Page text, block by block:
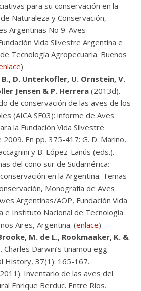
para su conservación en la
Naturaleza y Conservación,
Argentinas No 9. Aves
Vida Silvestre Argentina e
Tecnología Agropecuaria. Buenos
)
B., D. Unterkofler, U. Ornstein, V.
Jensen & P. Herrera (2013d).
de conservación de las aves de los
(AICA SF03): informe de Aves
la Fundación Vida Silvestre
En pp. 375-417: G. D. Marino,
y B. López-Lanús (eds.).
del cono sur de Sudamérica:
en la Argentina. Temas
Monografía de Aves
Argentinas/AOP, Fundación Vida
e Instituto Nacional de Tecnología
Aires, Argentina. (enlace)
M. de L., Rookmaaker, K. &
Charles Darwin’s tinamou egg.
History, 37(1): 165-167.
Inventario de las aves del
Enrique Berduc. Entre Ríos.